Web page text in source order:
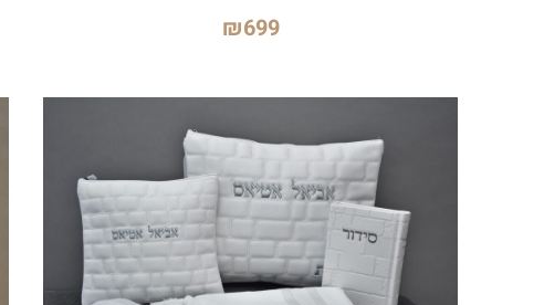
₪699